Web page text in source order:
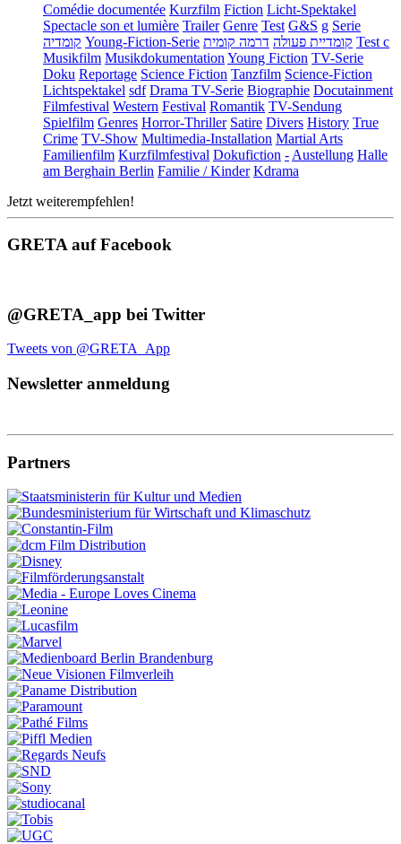
Comédie documentée Kurzfilm Fiction Licht-Spektakel
Spectacle son et lumière Trailer Genre Test G&S g Serie
קומדיה Young-Fiction-Serie קומדיית פעולה דרמה קומית
Test c
Musikfilm Musikdokumentation Young Fiction TV-Serie
Doku Reportage Science Fiction Tanzfilm Science-Fiction
Lichtspektakel sdf Drama TV-Serie Biographie Docutainment
Filmfestival Western Festival Romantik TV-Sendung
Spielfilm Genres Horror-Thriller Satire Divers History True
Crime TV-Show Multimedia-Installation Martial Arts
Familienfilm Kurzfilmfestival Dokufiction - Austellung Halle
am Berghain Berlin Familie / Kinder Kdrama
Jetzt weiterempfehlen!
GRETA auf Facebook
@GRETA_app bei Twitter
Tweets von @GRETA_App
Newsletter anmeldung
Partners